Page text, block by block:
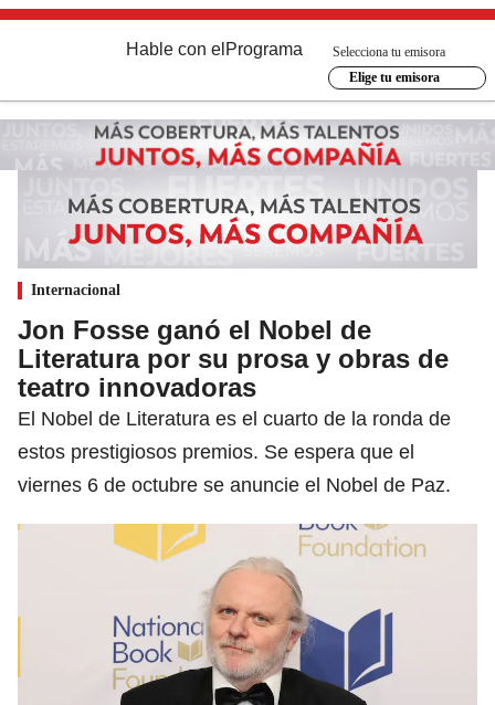
Hable con el Programa
Selecciona tu emisora
Elige tu emisora
Internacional
Jon Fosse ganó el Nobel de
Literatura por su prosa y obras de
teatro innovadoras
El Nobel de Literatura es el cuarto de la ronda de
estos prestigiosos premios. Se espera que el
viernes 6 de octubre se anuncie el Nobel de Paz.